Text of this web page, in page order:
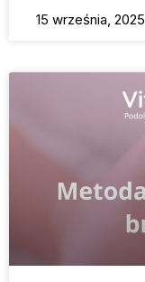
15 września, 2025